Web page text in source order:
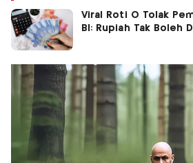
Viral Roti O Tolak
BI: Rupiah Tak Boleh